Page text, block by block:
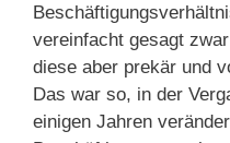
vereinfacht gesagt
diese aber prekär und
Das war so, in der
einigen Jahren